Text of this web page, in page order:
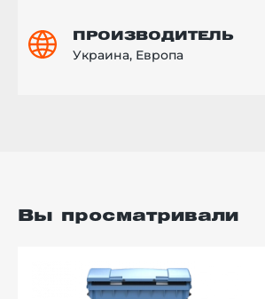
ПРОИЗВОДИТЕЛЬ
Украина, Европа
Вы просматривали